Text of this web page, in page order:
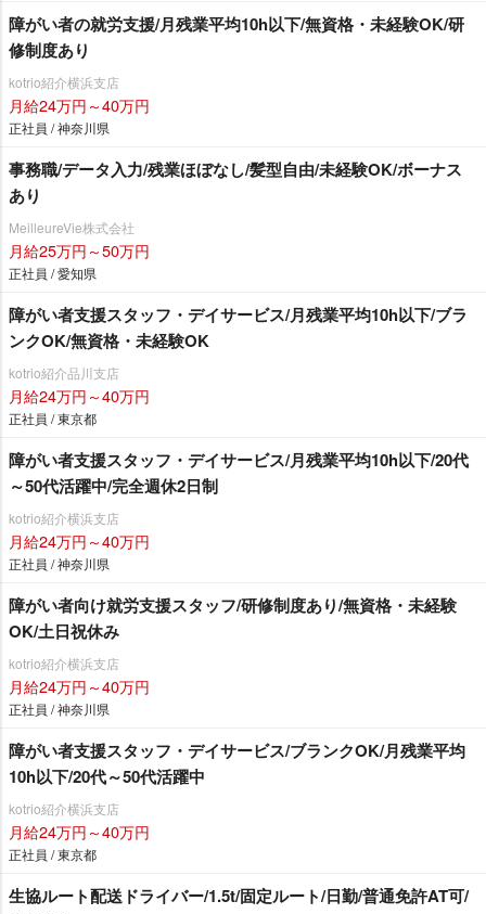
障がい者の就労支援/月残業平均10h以下/無資格・未経験OK/研
修制度あり
kotrio紹介横浜支店
月給24万円～40万円
正社員 / 神奈川県
事務職/データ入力/残業ほぼなし/髪型自由/未経験OK/ボーナス
あり
MeilleureVie株式会社
月給25万円～50万円
正社員 / 愛知県
障がい者支援スタッフ・デイサービス/月残業平均10h以下/ブラ
ンクOK/無資格・未経験OK
kotrio紹介品川支店
月給24万円～40万円
正社員 / 東京都
障がい者支援スタッフ・デイサービス/月残業平均10h以下/20代
～50代活躍中/完全週休2日制
kotrio紹介横浜支店
月給24万円～40万円
正社員 / 神奈川県
障がい者向け就労支援スタッフ/研修制度あり/無資格・未経験
OK/土日祝休み
kotrio紹介横浜支店
月給24万円～40万円
正社員 / 神奈川県
障がい者支援スタッフ・デイサービス/ブランクOK/月残業平均
10h以下/20代～50代活躍中
kotrio紹介横浜支店
月給24万円～40万円
正社員 / 東京都
生協ルート配送ドライバー/1.5t/固定ルート/日勤/普通免許AT可/